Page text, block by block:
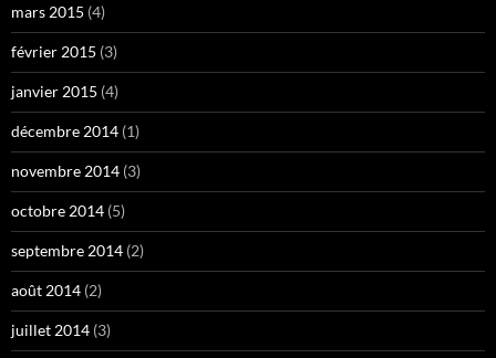
mars 2015 (4)
février 2015 (3)
janvier 2015 (4)
décembre 2014 (1)
novembre 2014 (3)
octobre 2014 (5)
septembre 2014 (2)
août 2014 (2)
juillet 2014 (3)